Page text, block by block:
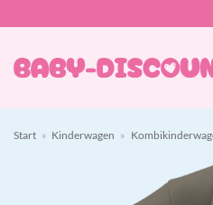
springen
Start » Kinderwagen »